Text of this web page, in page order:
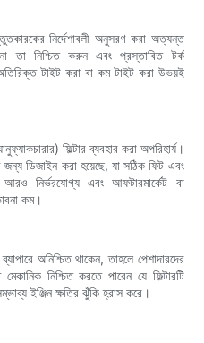
নির্দেশাবলী অনুসরণ করা অত্যন্ত
তা নিশ্চিত করুন এবং প্রস্তাবিত টর্ক
টাইট করা বা কম টাইট করা উভয়ই
ফিল্টার ব্যবহার করা অপরিহার্য।
জন্য ডিজাইন করা হয়েছে, যা সঠিক ফিট এবং
নির্ভরযোগ্য এবং আফটারমার্কেট বা
কম।
অনিশ্চিত থাকেন, তাহলে পেশাদারদের
নিশ্চিত করতে পারেন যে ফিল্টারটি
ইঞ্জিন ক্ষতির ঝুঁকি হ্রাস করে।